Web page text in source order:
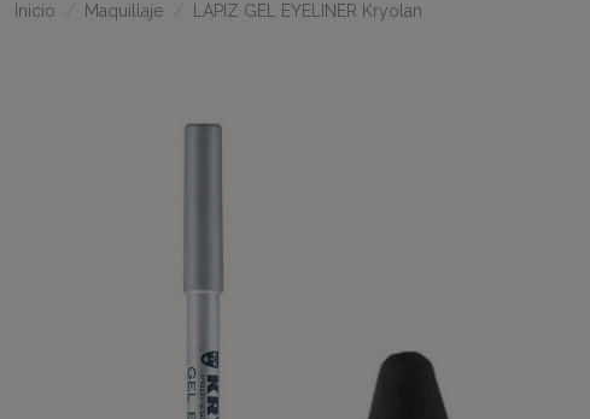
Inicio Maquillaje LAPIZ GEL EYELINER Kryolan